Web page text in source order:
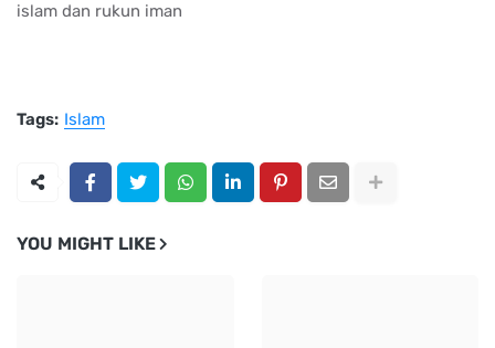
islam dan rukun iman
Tags: Islam
YOU MIGHT LIKE